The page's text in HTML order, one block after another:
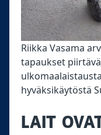
Riikka Vasama
tapaukset
hyväksikäytöstä
LAIT